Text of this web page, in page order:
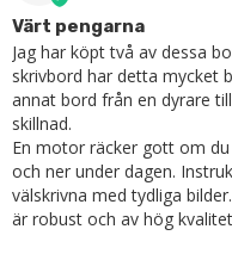
Värt pengarna
Jag har köpt två av dessa
skrivbord har detta mycket
annat bord från en dyrare
skillnad.
En motor räcker gott om
och ner under dagen.
välskrivna med tydliga
är robust och av hög